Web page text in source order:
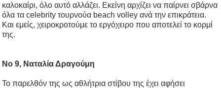
καλοκαίρι, όλο αυτό αλλάζει. Εκείνη αρχίζει να παίρνει σβάρνα
όλα τα celebrity τουρνούα beach volley ανά την επικράτεια.
Και εμείς, χειροκροτούμε το εργόχειρο που αποτελεί το κορμί
της.
No 9, Ναταλία Δραγούμη
Το παρελθόν της ως αθλήτρια στίβου της έχει αφήσει